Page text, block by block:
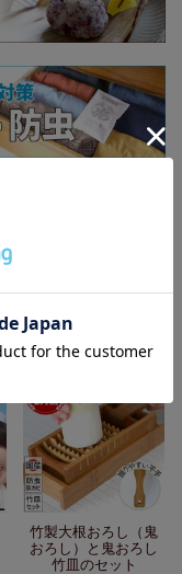
竹製大根おろし（鬼
おろし）と鬼おろし
竹皿のセット